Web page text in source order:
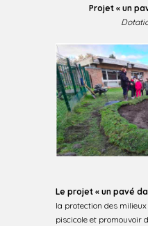
Projet « un
Le projet « un pavé
la protection des
piscicole et promouvoir